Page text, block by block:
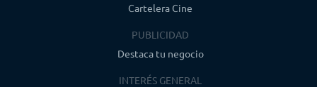
Cartelera Cine
PUBLICIDAD
Destaca tu negocio
INTERÉS GENERAL